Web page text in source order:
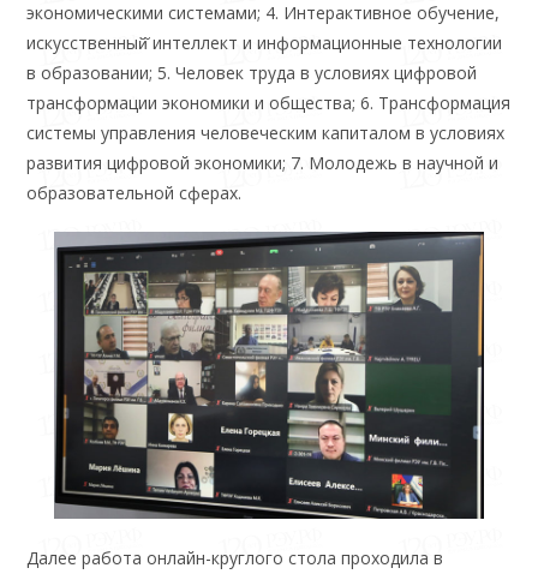
экономическими системами; 4. Интерактивное обучение,
искусственный̆ интеллект и информационные технологии
в образовании; 5. Человек труда в условиях цифровой
трансформации экономики и общества; 6. Трансформация
системы управления человеческим капиталом в условиях
развития цифровой экономики; 7. Молодежь в научной и
образовательной сферах.
Далее работа онлайн-круглого стола проходила в